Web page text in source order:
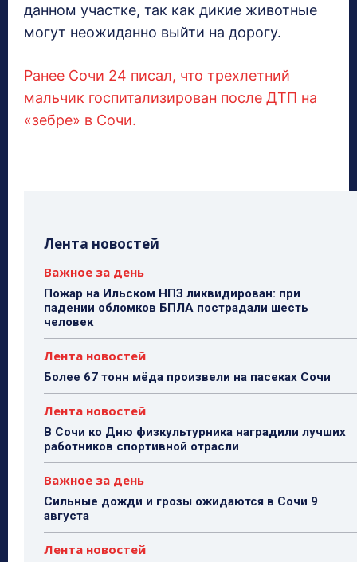
данном участке, так как дикие животные
могут неожиданно выйти на дорогу.
Ранее Сочи 24 писал, что трехлетний
мальчик госпитализирован после ДТП на
«зебре» в Сочи.
Лента новостей
Важное за день
Пожар на Ильском НПЗ ликвидирован: при
падении обломков БПЛА пострадали шесть
человек
Лента новостей
Более 67 тонн мёда произвели на пасеках Сочи
Лента новостей
В Сочи ко Дню физкультурника наградили лучших
работников спортивной отрасли
Важное за день
Сильные дожди и грозы ожидаются в Сочи 9
августа
Лента новостей